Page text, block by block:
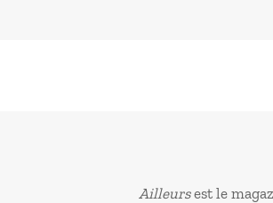
Ailleursest le